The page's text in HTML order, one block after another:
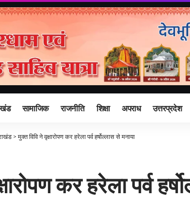
सामाजिक राजनीति शिक्षा अपराध उत्तरप्रदेश
>मुक्त विवि ने वृक्षारोपण कर हरेला पर्व हर्षोल्लास से मनाया
कर हरेला पर्व